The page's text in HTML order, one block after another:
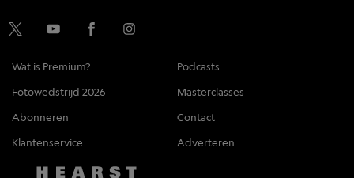
Wat is Premium?
Podcasts
Fotowedstrijd 2026
Masterclasses
Abonneren
Contact
Klantenservice
Adverteren